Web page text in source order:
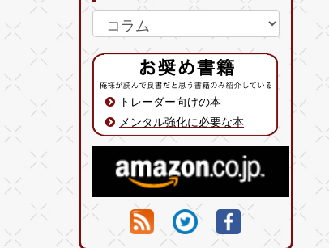
トレーダー向けの本
メンタル強化に必要な本